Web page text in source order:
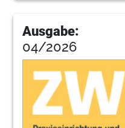
Ausgabe:
04/2026